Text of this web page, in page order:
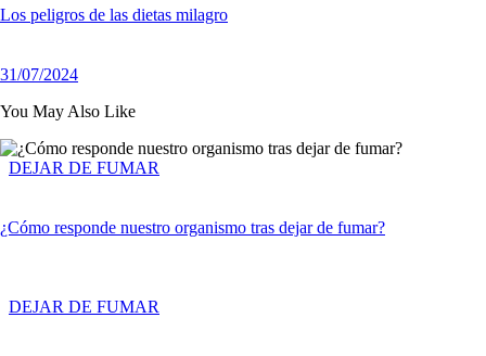
Los peligros de las dietas milagro
31/07/2024
You May Also Like
DEJAR DE FUMAR
¿Cómo responde nuestro organismo tras dejar de fumar?
DEJAR DE FUMAR